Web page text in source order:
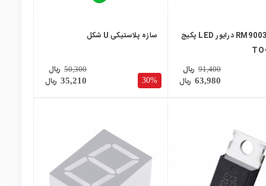
تراشه RM9003B درایور LED پکیج
63,980 ریال
91,400 ریال
30%
سازه پلاستیکی U شکل
35,210 ریال
50,300 ریال